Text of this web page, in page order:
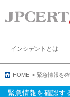
インシデントとは
HOME 緊急情報を
緊急情報を確認す